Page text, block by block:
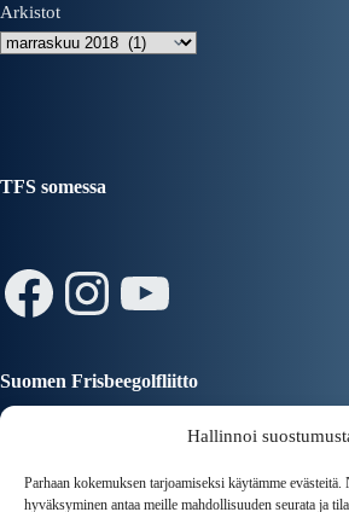
Hallinnoi
Parhaan kokemuksen tarjoamiseksi käytämme evästeitä.
hyväksyminen antaa meille mahdollisuuden seurata ja
Arkistot
TFS somessa
Facebook
Instagram
YouTube
Suomen Frisbeegolfliitto